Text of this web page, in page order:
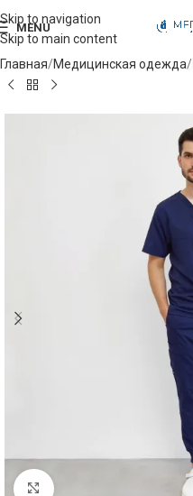
Skip to navigation
Skip to main content
MENU
Главная Медицинская одежда
Click to enlarge